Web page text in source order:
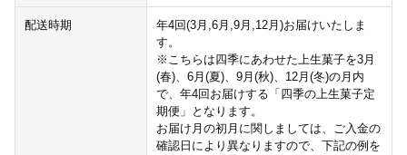
配送時期
年4回(3月,6月,9月,12月)お届けいたしま
す。
※こちらは四季にあわせた上生菓子を3月
(春)、6月(夏)、9月(秋)、12月(冬)の月内
で、年4回お届けする「四季の上生菓子定
期便」となります。
お届け月の初月に関しましては、ご入金の
確認日により異なりますので、下記の例を